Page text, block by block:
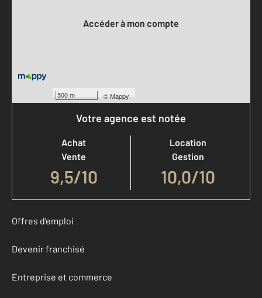
500 m ©Mappy
Accéder à mon compte
Votre agence est notée
Achat
Vente
9,5/10
Location
Gestion
10,0/10
Offres d'emploi
Devenir franchisé
Entreprise et commerce